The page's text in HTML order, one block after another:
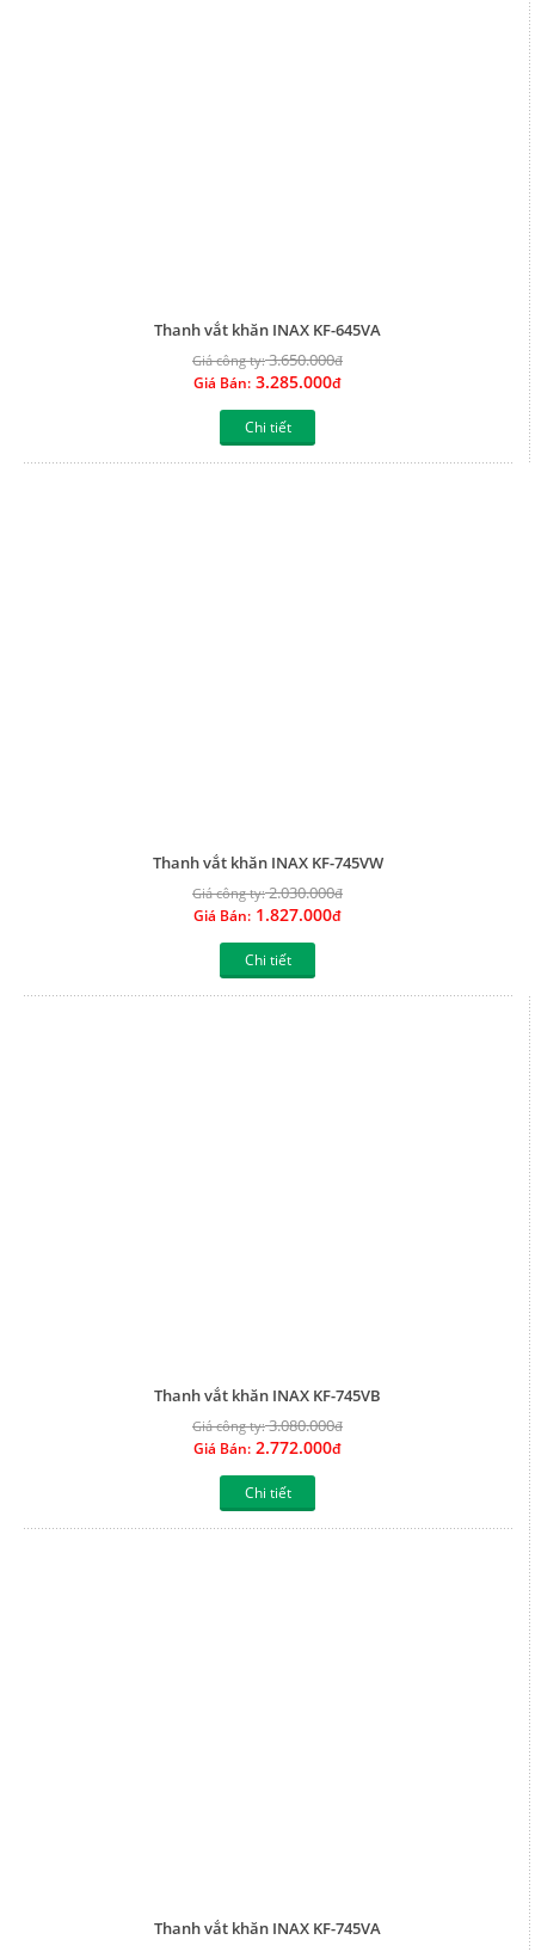
Thanh vắt khăn INAX KF-645VA
Giá công ty:3.650.000đ
Giá Bán: 3.285.000đ
Chi tiết
Thanh vắt khăn INAX KF-745VW
Giá công ty:2.030.000đ
Giá Bán: 1.827.000đ
Chi tiết
Thanh vắt khăn INAX KF-745VB
Giá công ty:3.080.000đ
Giá Bán: 2.772.000đ
Chi tiết
Thanh vắt khăn INAX KF-745VA